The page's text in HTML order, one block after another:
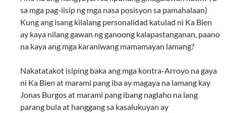
sa mga pag-iisip ng mga nasa posisyon sa pamahalaan)
Kung ang isang kilalang personalidad katulad ni Ka Bien
ay kaya nilang gawan ng ganoong kalapastanganan, paano
na kaya ang mga karaniwang mamamayan lamang?
Nakatatakot isiping baka ang mga kontra-Arroyo na gaya
ni Ka Bien at marami pang iba ay magaya na lamang kay
Jonas Burgos at marami pang ibang naglaho na lang
parang bula at hanggang sa kasalukuyan ay